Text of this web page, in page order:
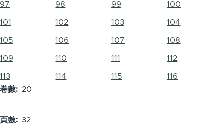
97 98 99 100
101 102 103 104
105 106 107 108
109 110 111 112
113 114 115
116
卷數
20
頁數 32